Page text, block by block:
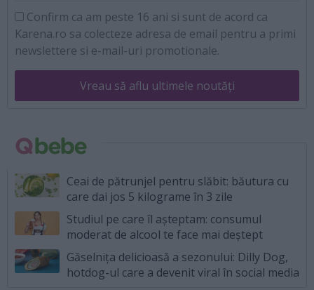
Confirm ca am peste 16 ani si sunt de acord ca
Karena.ro sa colecteze adresa de email pentru a primi
newslettere si e-mail-uri promotionale.
Vreau să aflu ultimele noutăți
Ceai de pătrunjel pentru slăbit: băutura cu
care dai jos 5 kilograme în 3 zile
Studiul pe care îl așteptam: consumul
moderat de alcool te face mai deștept
Găselnița delicioasă a sezonului: Dilly Dog,
hotdog-ul care a devenit viral în social media